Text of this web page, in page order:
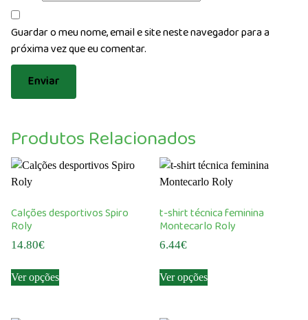
Guardar o meu nome, email e site neste navegador para a
próxima vez que eu comentar.
Produtos Relacionados
Calções desportivos Spiro
Roly
14.80€
Ver opçõesproduct
t-shirt técnica feminina
Montecarlo Roly
6.44€
Ver opçõesproduct